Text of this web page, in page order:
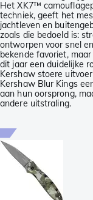
Het XK7™
techniek, geeft het
jachtleven en
zoals die bedoeld is:
ontworpen voor snel
bekende favoriet,
dit jaar een duidelijke
Kershaw stoere
Kershaw Blur Kings
aan hun oorsprong,
andere uitstraling.